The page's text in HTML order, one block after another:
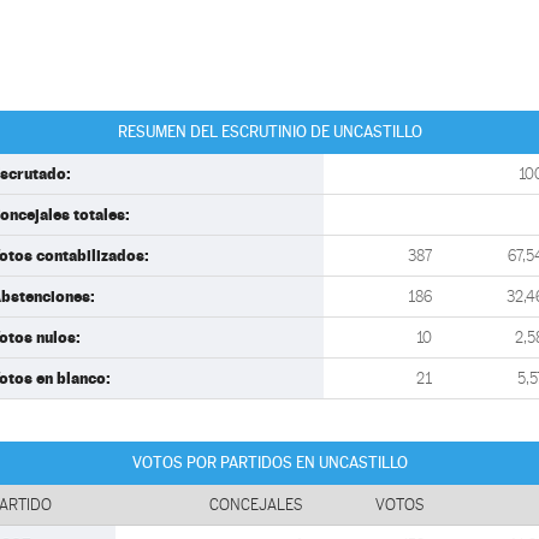
RESUMEN DEL ESCRUTINIO DE UNCASTILLO
totales:
contabilizados: 387
186
nulos: 10
en blanco: 21
VOTOS POR PARTIDOS EN UNCASTILLO
CONCEJALES VOTOS